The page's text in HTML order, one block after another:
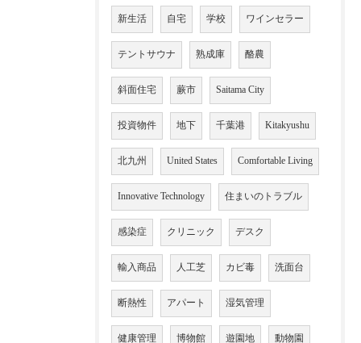
新生活 自宅 学校 ワインセラー
テントサウナ 熟成庫 酪農
斜面住宅 蕨市 Saitama City
投資物件 地下 千葉港 Kitakyushu
北九州 United States Comfortable Living
Innovative Technology 住まいのトラブル
感染症 クリニック デスク
輸入商品 人工芝 カビ毒 洗面台
断熱性 アパート 湿気管理
健康管理 博物館 遊園地 動物園